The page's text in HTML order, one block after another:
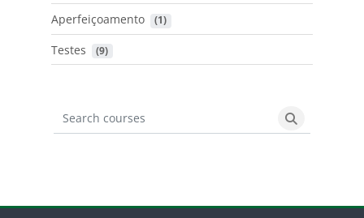
Aperfeiçoamento (1)
Testes (9)
Search courses
Search